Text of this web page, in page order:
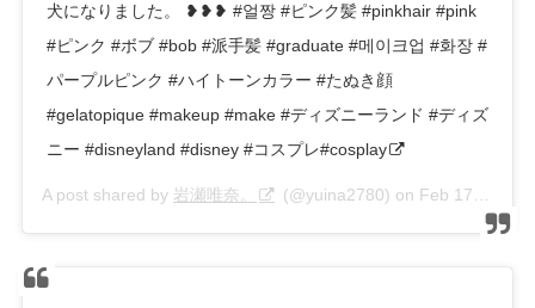
犬になりました。 ❥❥❥ #얼짱 #ピンク髪 #pinkhair #pink
#ピンク #ボブ #bob #派手髪 #graduate #메이크업 #화장 #
パープルピンク #ハイトーンカラー #たぬき顔
#gelatopique #makeup #make #ディズニーランド #ディズ
ニー #disneyland #disney #コスプレ#cosplay
A post shared by 岩瀬唯奈。 (@yuina2780) on Feb 17, 2019 at 9:58pm PST